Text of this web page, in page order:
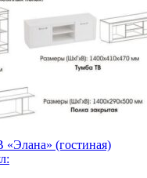
(гостиная)